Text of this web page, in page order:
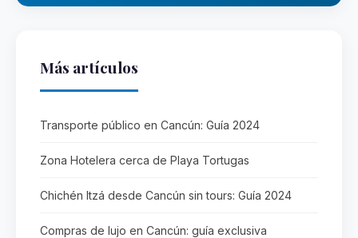
Más artículos
Transporte público en Cancún: Guía 2024
Zona Hotelera cerca de Playa Tortugas
Chichén Itzá desde Cancún sin tours: Guía 2024
Compras de lujo en Cancún: guía exclusiva